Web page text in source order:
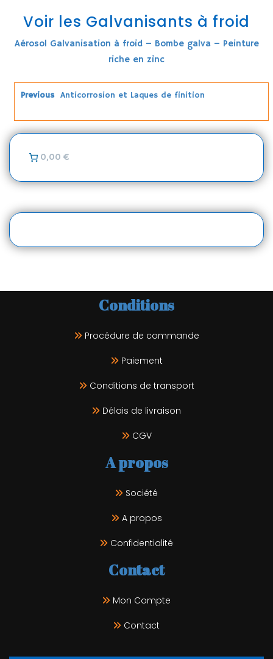
Voir les Galvanisants à froid
Aérosol Galvanisation à froid – Bombe galva – Peinture
riche en zinc
Previous Anticorrosion et Laques de finition
0,00 €
Conditions
Procédure de commande
Paiement
Conditions de transport
Délais de livraison
CGV
A propos
Société
A propos
Confidentialité
Contact
Mon Compte
Contact